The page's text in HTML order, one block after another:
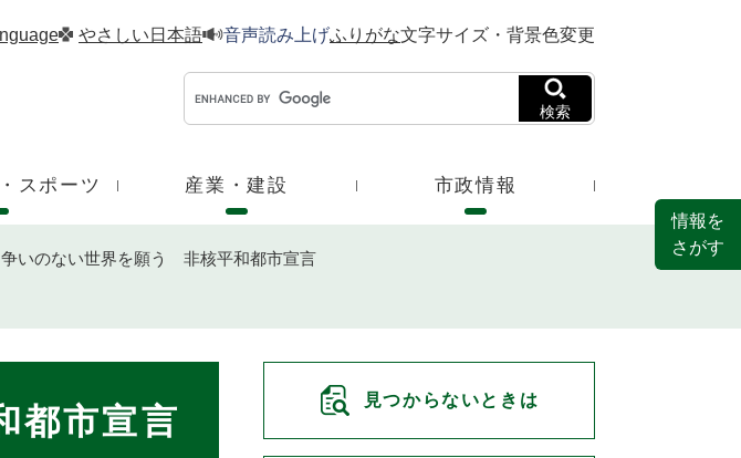
やさしい日本語 音声読み上げふりがな文字サイズ・背景色変更
検索
スポーツ 産業・建設 市政情報
争いのない世界を願う 非核平和都市宣言
都市宣言
見つからないときは
情報を
さがす